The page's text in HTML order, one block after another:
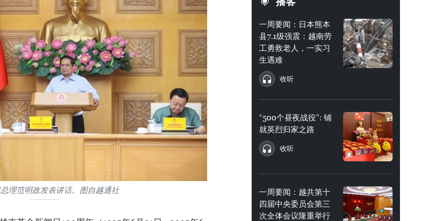
理范明政发表讲话。图自越通社
一周要闻：日本熊本
县7.1级强震：越南劳
工勇救老人，一实习
生遇难
收听
“500个昼夜战役”: 铺
就英烈归家之路
收听
一周要闻：越共第十
四届中央委员会第三
次全体会议隆重举行